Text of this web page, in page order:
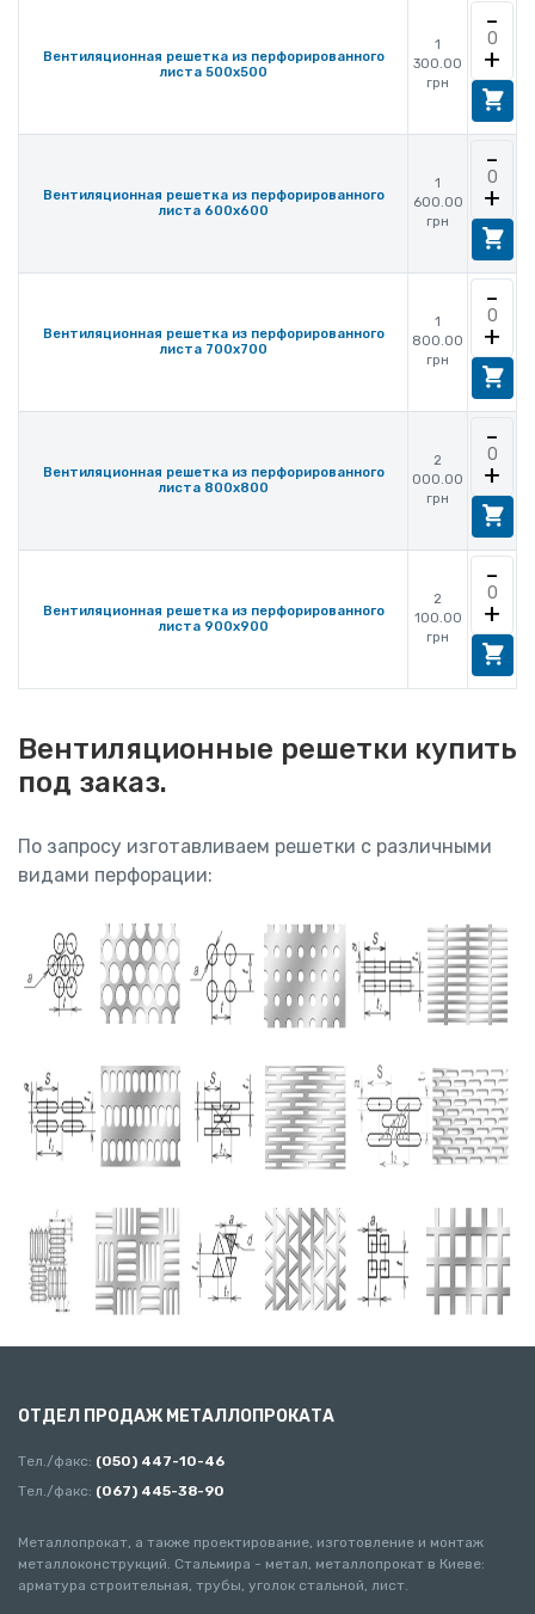
Вентиляционная решетка из перфорированного
листа 500x500
1
300.00
грн
-
+
Вентиляционная решетка из перфорированного
листа 600x600
1
600.00
грн
-
+
Вентиляционная решетка из перфорированного
листа 700x700
1
800.00
грн
-
+
Вентиляционная решетка из перфорированного
листа 800x800
2
000.00
грн
-
+
Вентиляционная решетка из перфорированного
листа 900x900
2
100.00
грн
-
+
Вентиляционные решетки купить
под заказ.
По запросу изготавливаем решетки с различными
видами перфорации:
ОТДЕЛ ПРОДАЖ МЕТАЛЛОПРОКАТА
Тел./факс: (050) 447-10-46
Тел./факс: (067) 445-38-90
Металлопрокат, а также проектирование, изготовление и монтаж
металлоконструкций. Стальмира - метал, металлопрокат в Киеве:
арматура строительная, трубы, уголок стальной, лист.